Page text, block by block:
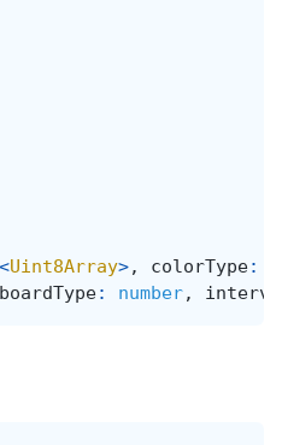
<Uint8Array>, colorType:
boardType: number, interval